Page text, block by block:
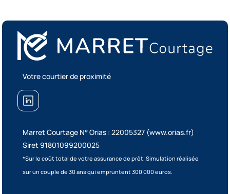
Votre courtier de proximité
Marret Courtage N° Orias : 22005327 (www.orias.fr)
Siret 91801099200025
*Sur le coût total de votre assurance de prêt. Simulation réalisée
sur un couple de 30 ans qui empruntent 300 000 euros.